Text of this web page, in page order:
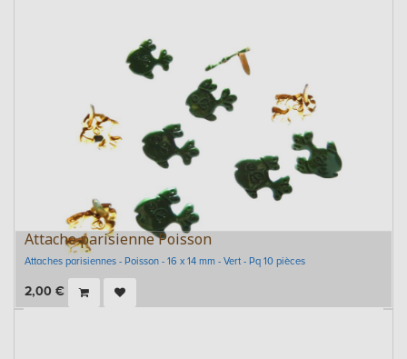
Attache parisienne Poisson
Attaches parisiennes - Poisson - 16 x 14 mm - Vert - Pq 10 pièces
2,00 €